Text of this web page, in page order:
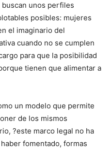
unos perfiles
posibles: mujeres
el imaginario del
cuando no se cumplen
para que la posibilidad
tienen que alimentar a
un modelo que permite
de los mismos
?este marco legal no ha
fomentado, formas